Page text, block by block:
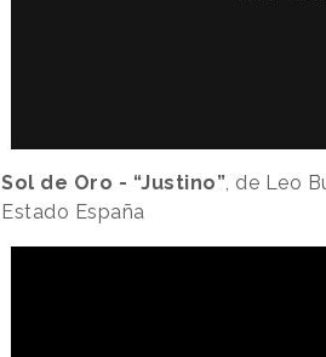
Sol de Oro - “Justino” , de Leo
Estado España